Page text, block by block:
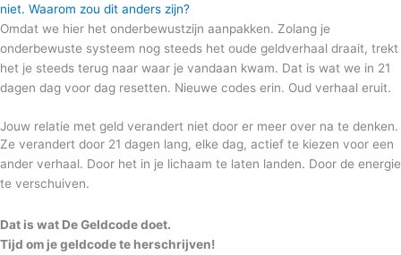
niet. Waarom zou dit anders zijn?
Omdat we hier het onderbewustzijn aanpakken. Zolang je
onderbewuste systeem nog steeds het oude geldverhaal draait, trekt
het je steeds terug naar waar je vandaan kwam. Dat is wat we in 21
dagen dag voor dag resetten. Nieuwe codes erin. Oud verhaal eruit.
Jouw relatie met geld verandert niet door er meer over na te denken.
Ze verandert door 21 dagen lang, elke dag, actief te kiezen voor een
ander verhaal. Door het in je lichaam te laten landen. Door de energie
te verschuiven.
Dat is wat De Geldcode doet.
Tijd om je geldcode te herschrijven!